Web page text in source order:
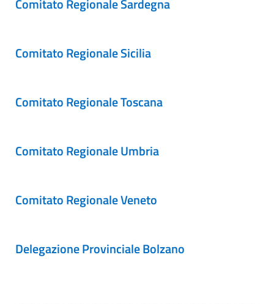
Comitato Regionale Sardegna
Comitato Regionale Sicilia
Comitato Regionale Toscana
Comitato Regionale Umbria
Comitato Regionale Veneto
Delegazione Provinciale Bolzano